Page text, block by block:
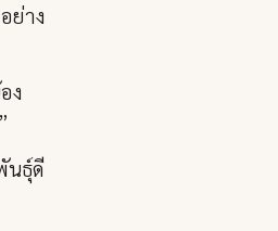
ย่าง
ง
นธุ์ดี